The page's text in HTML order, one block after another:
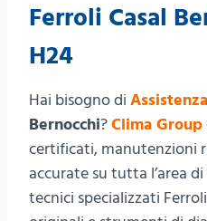
Ferroli Casal
H24
Hai bisogno di
Bernocchi?Clima Group
certificati, manutenzioni
accurate su tutta l’area
tecnici specializzati